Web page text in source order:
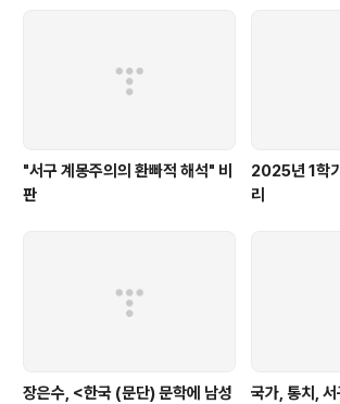
"서구 계몽주의의 환빠적 해석" 비
판
2025년 1학
리
장은수, <한국 (문단) 문학에 남성
국가, 통치,